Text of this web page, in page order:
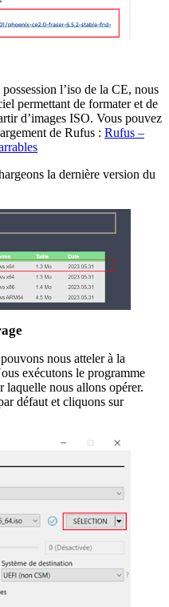
l’iso de la CE, nous
permettant de formater et de
d’images ISO. Vous pouvez
de Rufus : Rufus –
la dernière version du
nous atteler à la
exécutons le programme
laquelle nous allons opérer.
défaut et cliquons sur